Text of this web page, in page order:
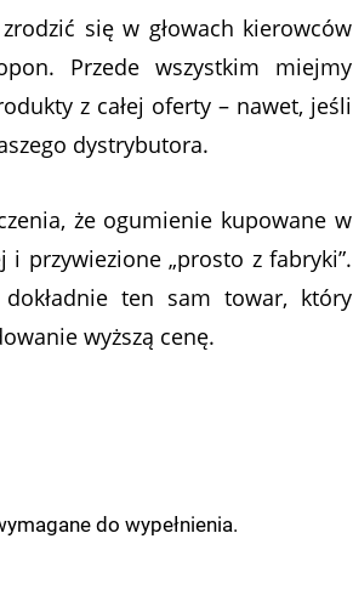
się w głowach kierowców
Przede wszystkim miejmy
z całej oferty – nawet, jeśli
dystrybutora.
że ogumienie kupowane w
i przywiezione „prosto z fabryki”.
ten sam towar, który
wyższą cenę.
do wypełnienia.